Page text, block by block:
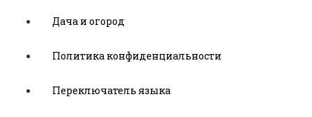
Дача и огород
Политика конфиденциальности
Переключатель языка